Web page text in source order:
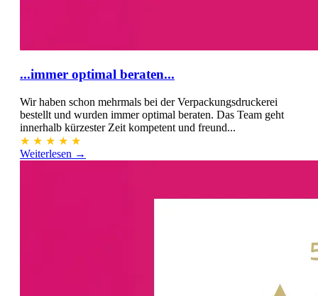
...immer optimal beraten...
Wir haben schon mehrmals bei der Verpackungsdruckerei
bestellt und wurden immer optimal beraten. Das Team geht
innerhalb kürzester Zeit kompetent und freund...
★ ★ ★ ★ ★
Weiterlesen →